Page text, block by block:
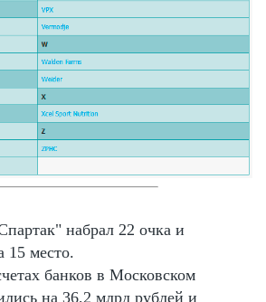
набрал 22 очка и
15 место.
банков в Московском
на 36,2 млрд рублей и